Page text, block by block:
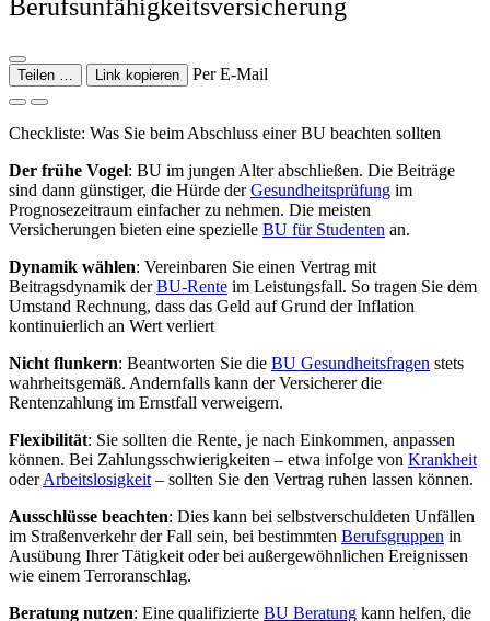
Berufsunfähigkeitsversicherung
Teilen … Link kopieren Per E-Mail
Checkliste: Was Sie beim Abschluss einer BU beachten sollten
Der frühe Vogel: BU im jungen Alter abschließen. Die Beiträge
sind dann günstiger, die Hürde derGesundheitsprüfung im
Prognosezeitraum einfacher zu nehmen. Die meisten
Versicherungen bieten eine spezielle BU für Studenten an.
Dynamik wählen: Vereinbaren Sie einen Vertrag mit
Beitragsdynamik derBU-Rente im Leistungsfall. So tragen Sie dem
Umstand Rechnung, dass das Geld auf Grund der Inflation
kontinuierlich an Wert verliert
Nicht flunkern: Beantworten Sie die BU Gesundheitsfragen stets
wahrheitsgemäß. Andernfalls kann der Versicherer die
Rentenzahlung im Ernstfall verweigern.
Flexibilität: Sie sollten die Rente, je nach Einkommen, anpassen
können. Bei Zahlungsschwierigkeiten – etwa infolge von Krankheit
oderArbeitslosigkeit – sollten Sie den Vertrag ruhen lassen können.
Ausschlüsse beachten: Dies kann bei selbstverschuldeten Unfällen
im Straßenverkehr der Fall sein, bei bestimmten Berufsgruppen in
Ausübung Ihrer Tätigkeit oder bei außergewöhnlichen Ereignissen
wie einem Terroranschlag.
Beratung nutzen: Eine qualifizierte BU Beratung kann helfen, die